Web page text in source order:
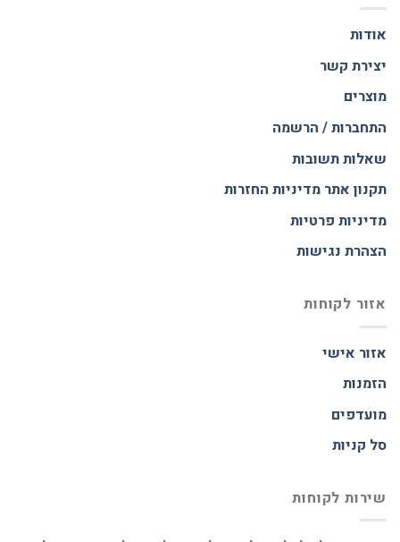
אודות
יצירת קשר
מוצרים
התחברות / הרשמה
שאלות תשובות
תקנון אתר מדיניות החזרות
מדיניות פרטיות
הצהרת נגישות
אזור לקוחות
אזור אישי
הזמנות
מועדפים
סל קניות
שירות לקוחות